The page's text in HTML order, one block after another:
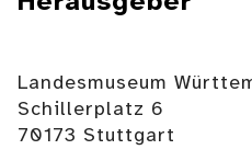
Landesmuseum
Schillerplatz 6
70173 Stuttgart